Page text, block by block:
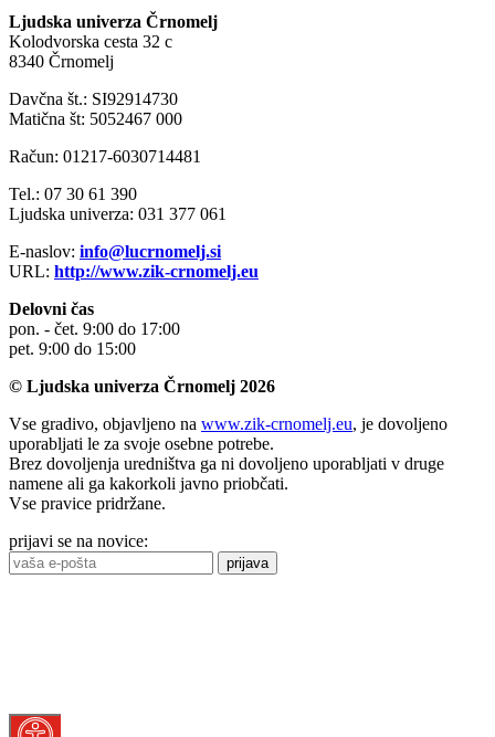
Ljudska univerza Črnomelj
Kolodvorska cesta 32 c
8340 Črnomelj
Davčna št.: SI92914730
Matična št: 5052467 000
Račun: 01217-6030714481
Tel.: 07 30 61 390
Ljudska univerza: 031 377 061
E-naslov: info@lucrnomelj.si
URL: http://www.zik-crnomelj.eu
Delovni čas
pon. - čet. 9:00 do 17:00
pet. 9:00 do 15:00
© Ljudska univerza Črnomelj 2026
Vse gradivo, objavljeno na www.zik-crnomelj.eu, je dovoljeno
uporabljati le za svoje osebne potrebe.
Brez dovoljenja uredništva ga ni dovoljeno uporabljati v druge
namene ali ga kakorkoli javno priobčati.
Vse pravice pridržane.
prijavi se na novice:
prijava